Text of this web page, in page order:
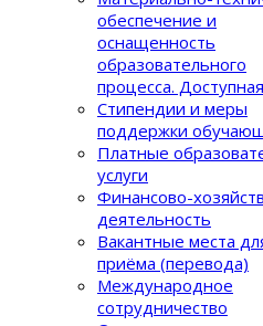
обеспечение и
оснащенность
образовательного
процеcса.
Стипендии и меры
поддержки
Платные
услуги
Финансово-
деятельность
Вакантные места
приёма (перевода)
Международное
сотрудничество